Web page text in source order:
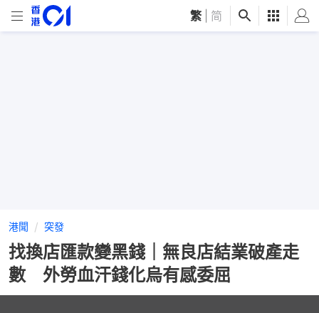
繁 简
港聞 突發
找換店匯款變黑錢｜無良店結業破產走
數 外勞血汗錢化烏有感委屈